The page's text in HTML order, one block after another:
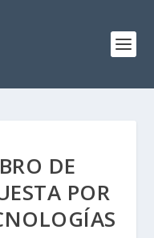
DE
POR